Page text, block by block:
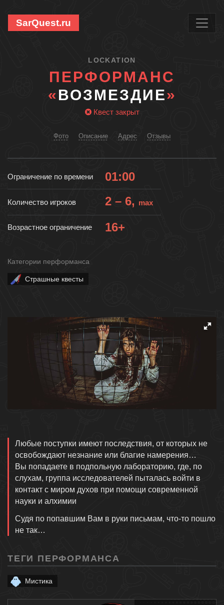
SarQuest.ru
LOCKATION
ПЕРФОРМАНС
«ВОЗМЕЗДИЕ»
Квест закрыт
Фото Описание Адрес Отзывы
Ограничение по времени 01:00
Количество игроков 2 – 6, max
Возрастное ограничение 16+
Категории перформанса
Страшные квесты
Описание
Любые поступки имеют последствия, от которых не
освобождают незнание или благие намерения…
Вы попадаете в подпольную лабораторию, где, по
слухам, группа исследователей пыталась войти в
контакт с миром духов при помощи современной
науки и алхимии
Судя по попавшим Вам в руки письмам, что-то пошло
не так…
ТЕГИ ПЕРФОРМАНСА
Мистика